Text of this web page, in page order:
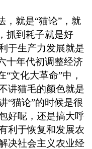
，就是“猫论”，就
抓到耗子就是好
于生产力发展就是
十年代初调整经济
“文化大革命”中，
讲猫毛的颜色就是
“猫论”的时候是很
好呢，还是搞大呼
利于恢复和发展农
决社会主义农业经